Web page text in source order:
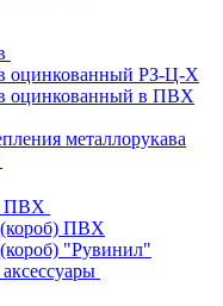
оцинкованный РЗ-Ц-Х
оцинкованный в ПВХ
металлорукава
ПВХ
(короб) ПВХ
(короб) "Рувинил"